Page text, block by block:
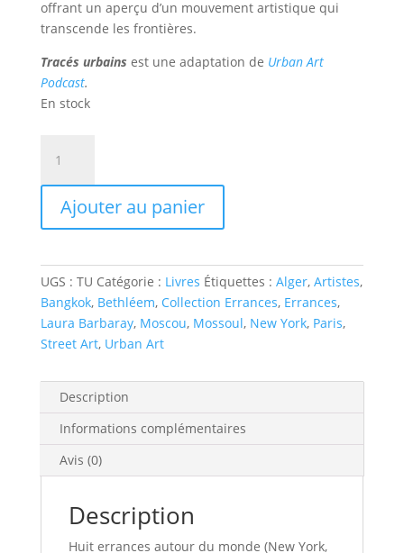
offrant un aperçu d’un mouvement artistique qui
transcende les frontières.
Tracés urbains est une adaptation de Urban Art
Podcast.
En stock
Tracés
urbains
de
Barbaray
Ajouter au panier
UGS : TU Catégorie : Livres Étiquettes : Alger, Artistes,
Bangkok, Bethléem, Collection Errances, Errances,
Laura Barbaray, Moscou, Mossoul, New York, Paris,
Street Art, Urban Art
Description
Informations complémentaires
Avis (0)
Description
Huit errances autour du monde (New York,